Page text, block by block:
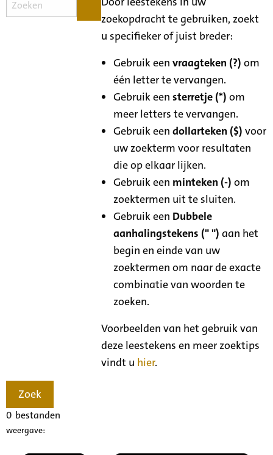
zoekopdracht te gebruiken, zoekt
u specifieker of juist breder:
Gebruik eenvraagteken (?) om
één letter te vervangen.
Gebruik eensterretje (*) om
meer letters te vervangen.
Gebruik eendollarteken ($) voor
uw zoekterm voor resultaten
die op elkaar lijken.
Gebruik een minteken (-) om
zoektermen uit te sluiten.
Gebruik een Dubbele
aanhalingstekens (" ") aan het
begin en einde van uw
zoektermen om naar de exacte
combinatie van woorden te
zoeken.
Voorbeelden van het gebruik van
deze leestekens en meer zoektips
vindt u hier.
Zoek
0 bestanden
weergave: